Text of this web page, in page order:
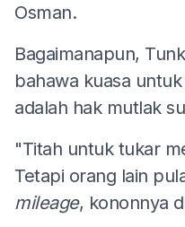
Osman.
Bagaimanapun,
bahawa kuasa
adalah hak mutlak
"Titah untuk tukar
Tetapi orang lain
mileage, kononnya